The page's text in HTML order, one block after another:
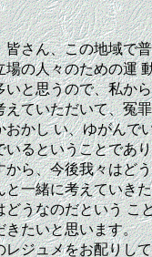
さん、この地域で普
場の人々のための運
いと思うので、私か
えていただいて、冤
おかし い、ゆがんで
いるということであ
から、今後我々はど
と一緒に考えていき
どうなのだという こ
きたいと思います。
レジュメをお配りし